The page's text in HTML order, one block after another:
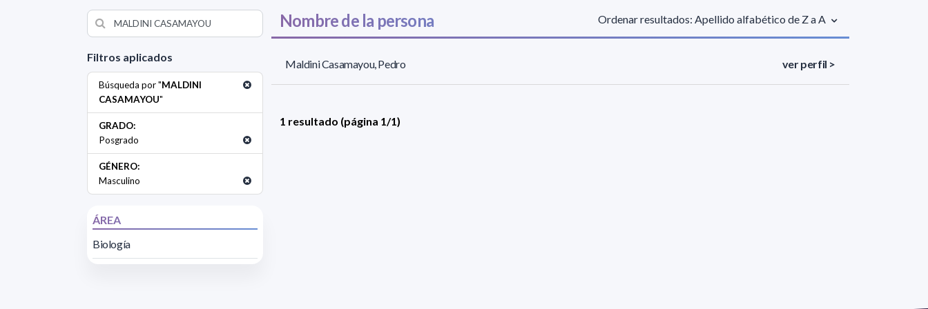
Filtros aplicados
Búsqueda por "MALDINI
CASAMAYOU"
GRADO:
Posgrado
GÉNERO:
Masculino
ÁREA
Biología
Nombre de la persona Ordenar resultados: Apellido alfabético de Z a A
Maldini Casamayou, Pedro ver perfil >
1 resultado (página 1/1)